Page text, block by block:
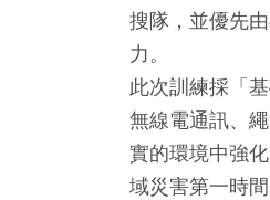
搜隊，並優先
力。
此次訓練採「
無線電通訊、
實的環境中強
域災害第一時